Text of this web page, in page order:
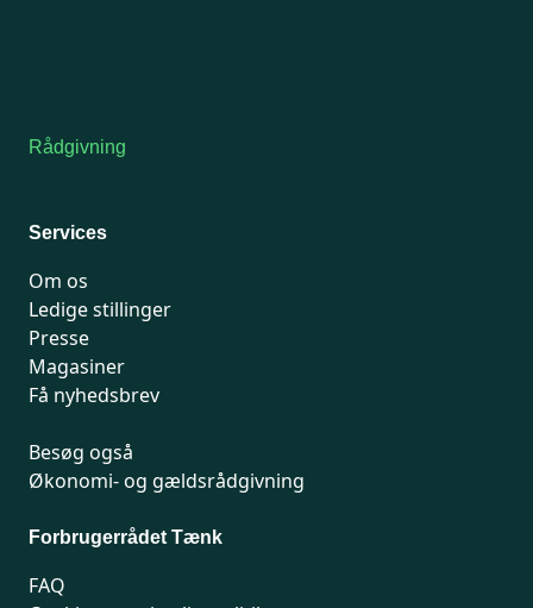
Rådgivning
Services
Om os
Ledige stillinger
Presse
Magasiner
Få nyhedsbrev
Besøg også
Økonomi- og gældsrådgivning
Forbrugerrådet Tænk
FAQ